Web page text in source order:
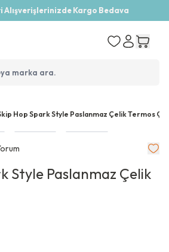
Alışverişlerinizde Kargo Bedava
Hop Spark Style Paslanmaz Çelik Termos
Style Paslanmaz Çelik